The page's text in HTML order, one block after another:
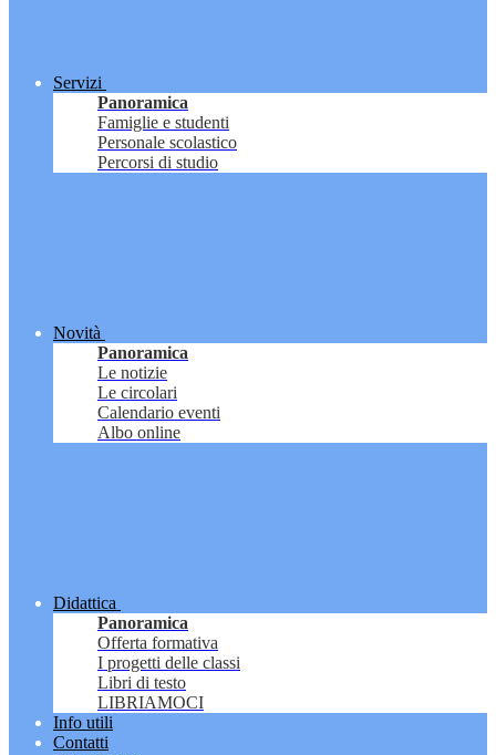
Servizi
Panoramica
Famiglie e studenti
Personale scolastico
Percorsi di studio
Novità
Panoramica
Le notizie
Le circolari
Calendario eventi
Albo online
Didattica
Panoramica
Offerta formativa
I progetti delle classi
Libri di testo
LIBRIAMOCI
Info utili
Contatti